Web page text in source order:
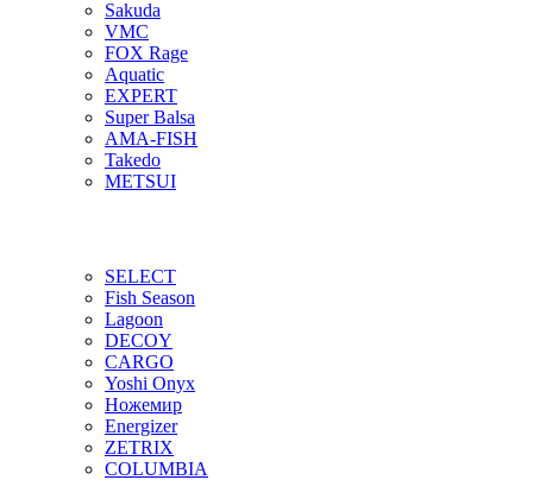
Sakuda
VMC
FOX Rage
Aquatic
EXPERT
Super Balsa
AMA-FISH
Takedo
METSUI
SELECT
Fish Season
Lagoon
DECOY
CARGO
Yoshi Onyx
Ножемир
Energizer
ZETRIX
COLUMBIA